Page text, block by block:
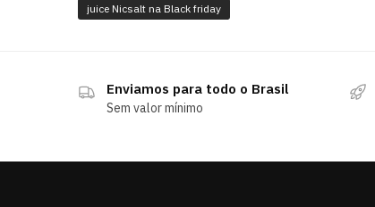
juice Nicsalt na Black friday
Enviamos para todo o Brasil
Sem valor mínimo